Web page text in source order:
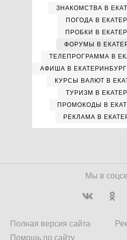
ЗНАКОМСТВА В
ПОГОДА В
ПРОБКИ В
ФОРУМЫ В
ТЕЛЕПРОГРАММА В
АФИША В
КУРСЫ ВАЛЮТ В
ТУРИЗМ В
ПРОМОКОДЫ В
РЕКЛАМА В
Мы в
Полная версия сайта
Помощь по сайту